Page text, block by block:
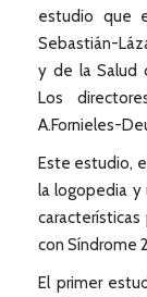
estudio que
Sebastián-
y de la Salud
Los
A.Fornieles-
Este estudio,
la logopedia y
con Síndrome
El primer